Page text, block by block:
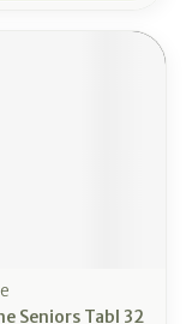
Seniors Tabl 32